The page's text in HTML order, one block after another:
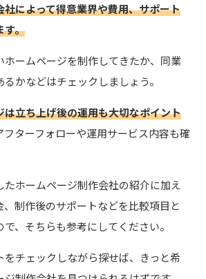
社によって得意業界や費用、サポート
す。
ホームページを制作してきたか、同業
かなどはチェックしましょう。
は立ち上げ後の運用も大切なポイント
フターフォローや運用サービス内容も確
たホームページ制作会社の紹介に加え
、制作後のサポートなどを比較項目と
、そちらも参考にしてください。
をチェックしながら探せば、きっと希